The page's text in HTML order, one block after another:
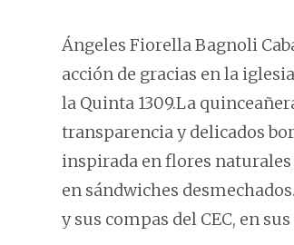
Ángeles Fiorella Bagnoli
acción de gracias en la
la Quinta 1309.La
transparencia y delicados
inspirada en flores
en sándwiches
y sus compas del CEC, en